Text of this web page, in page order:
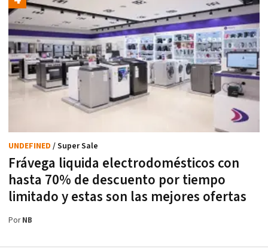
Frávega liquida electrodomésticos con
hasta 70% de descuento por tiempo
limitado y estas son las mejores ofertas
UNDEFINED / Super Sale
PorNB